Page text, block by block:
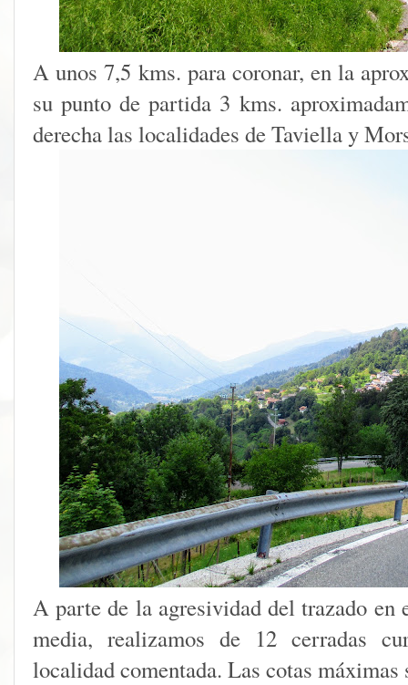
A unos 7,5 kms. para coronar, en la
su punto de partida 3 kms.
derecha las localidades de Taviella y
A parte de la agresividad del trazado en
media, realizamos de 12 cerradas
localidad comentada. Las cotas máximas